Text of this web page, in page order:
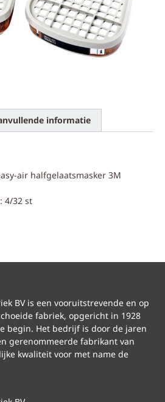
informatie
air halfgelaatsmasker 3M
4/32 st
BV is een vooruitstrevende en op
fabriek, opgericht in 1928
begin. Het bedrijf is door de jaren
gerenommeerde fabrikant van
kwaliteit voor met name de